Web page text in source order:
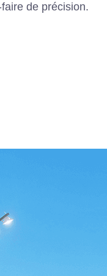
de précision.